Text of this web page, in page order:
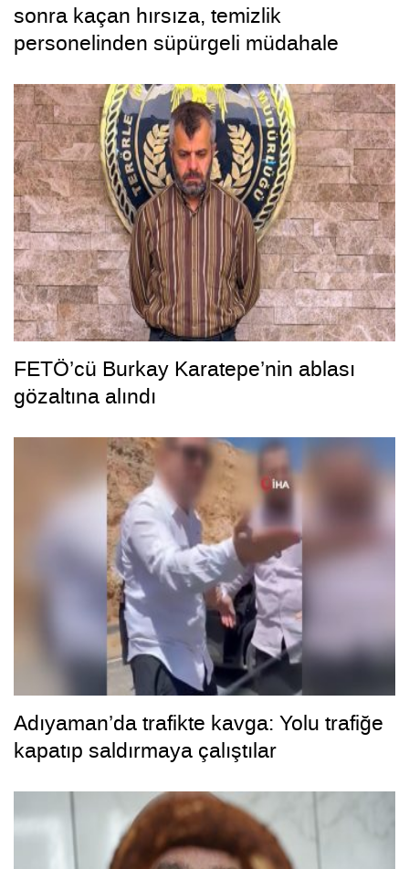
sonra kaçan hırsıza, temizlik
personelinden süpürgeli müdahale
FETÖ’cü Burkay Karatepe’nin ablası
gözaltına alındı
Adıyaman’da trafikte kavga: Yolu trafiğe
kapatıp saldırmaya çalıştılar